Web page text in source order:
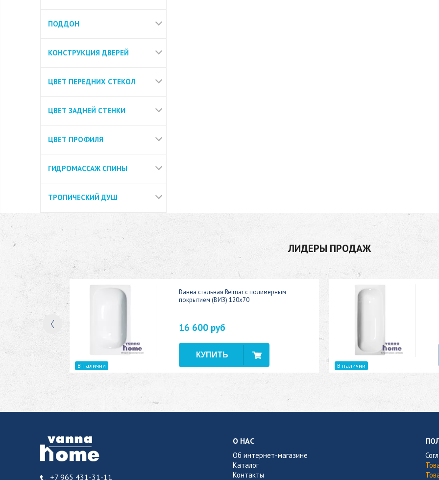
ПОДДОН
КОНСТРУКЦИЯ ДВЕРЕЙ
ЦВЕТ ПЕРЕДНИХ СТЕКОЛ
ЦВЕТ ЗАДНЕЙ СТЕНКИ
ЦВЕТ ПРОФИЛЯ
ГИДРОМАССАЖ СПИНЫ
ТРОПИЧЕСКИЙ ДУШ
ЛИДЕРЫ ПРОДАЖ
150x70
В наличии
Ванна стальная Reimar с полимерным
покрытием (ВИЗ) 120x70
16 600 руб
В наличии
+7 965 431-31-11
О НАС
Об интернет-магазине
Каталог
Контакты